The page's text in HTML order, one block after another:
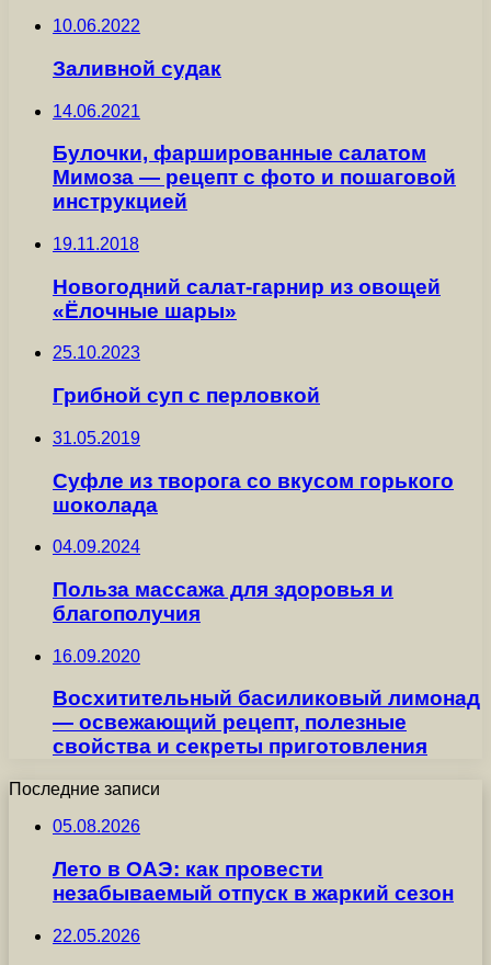
10.06.2022
Заливной судак
14.06.2021
Булочки, фаршированные салатом
Мимоза — рецепт с фото и пошаговой
инструкцией
19.11.2018
Новогодний салат-гарнир из овощей
«Ёлочные шары»
25.10.2023
Грибной суп с перловкой
31.05.2019
Суфле из творога со вкусом горького
шоколада
04.09.2024
Польза массажа для здоровья и
благополучия
16.09.2020
Восхитительный басиликовый лимонад
— освежающий рецепт, полезные
свойства и секреты приготовления
Последние записи
05.08.2026
Лето в ОАЭ: как провести
незабываемый отпуск в жаркий сезон
22.05.2026